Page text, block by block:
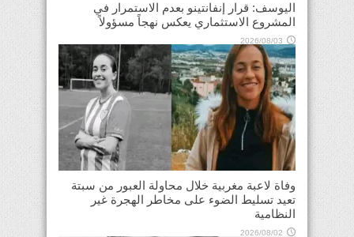
اليوسف: قرار إنفانتينو بعدم الاستمرار في
المشروع الاستثماري يعكس نهجاً مسؤولاً
2026/08/03
وفاة لاعبة مغربية خلال محاولة العبور من سبتة
تعيد تسليط الضوء على مخاطر الهجرة غير
النظامية
2026/08/02